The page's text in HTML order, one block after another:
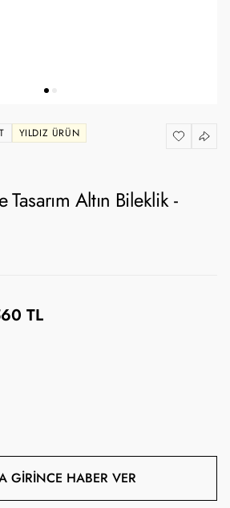
YILDIZ ÜRÜN
Altın Bileklik -
TL
GIRINCE HABER VER